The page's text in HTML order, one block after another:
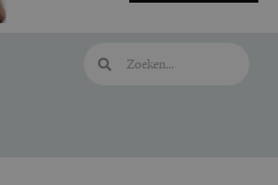
Zoeken